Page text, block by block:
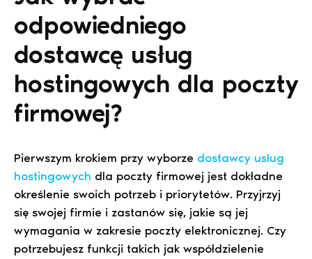
odpowiedniego
dostawcę usług
hostingowych dla poczty
firmowej?
Pierwszym krokiem przy wyborze dostawcy usług
hostingowych dla poczty firmowej jest dokładne
określenie swoich potrzeb i priorytetów. Przyjrzyj
się swojej firmie i zastanów się, jakie są jej
wymagania w zakresie poczty elektronicznej. Czy
potrzebujesz funkcji takich jak współdzielenie